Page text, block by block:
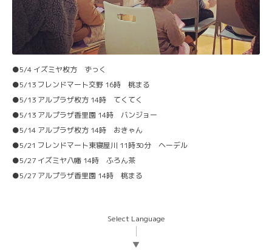
●5/4 イズミヤ枚方 ずっく
●5/13 フレンドマート交野 16時 桃まる
●5/13 アルプラザ枚方 14時 てくてく
●5/13 アルプラザ香里園 14時 バンジョー
●5/14 アルプラザ枚方 14時 おきゃん
●5/21 フレンドマート東寝屋川 11時30分 ヘーデル
●5/27 イズミヤ八幡 14時 ふろん茶
●5/27 アルプラザ香里園 14時 桃まる
Select Language
▼